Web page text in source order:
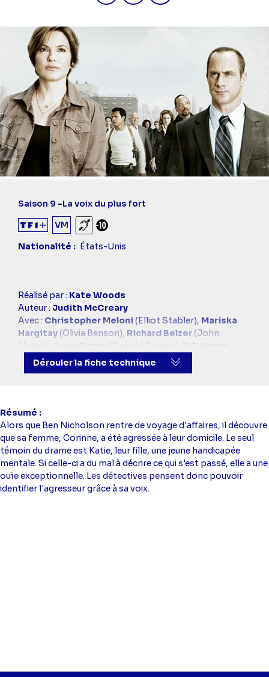
Saison 9 -La voix du plus fort
VM
Sourds et malentendants
Déconseillé aux -10 ans
Nationalité
États-Unis
Casting
simba
Réalisé par : Kate Woods
Auteur : Judith McCreary
Avec : Christopher Meloni(Elliot Stabler), Mariska
Hargitay (Olivia Benson), Richard Belzer (John
Munch),
(Donald Cragen),
(George Huang)
Dérouler la fiche technique
Résumé
Alors que Ben Nicholson rentre de voyage d'affaires, il découvre
que sa femme, Corinne, a été agressée à leur domicile. Le seul
témoin du drame est Katie, leur fille, une jeune handicapée
mentale. Si celle-ci a du mal à décrire ce qui s'est passé, elle a une
ouïe exceptionnelle. Les détectives pensent donc pouvoir
identifier l'agresseur grâce à sa voix.